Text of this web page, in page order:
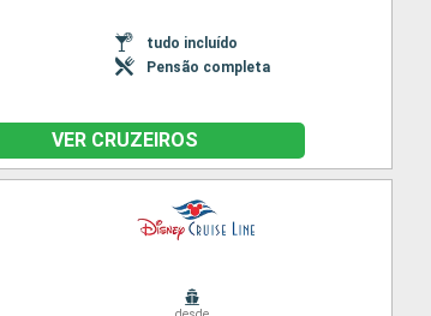
tudo incluído
Pensão completa
VER CRUZEIROS